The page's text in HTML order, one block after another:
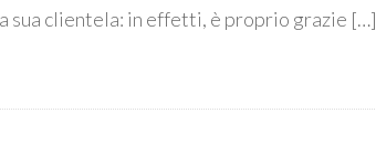
sua clientela: in effetti, è proprio grazie […]